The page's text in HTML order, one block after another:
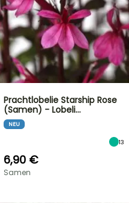
Prachtlobelie Starship Rose
(Samen) - Lobeli…
NEU
13
6,90 €
Samen